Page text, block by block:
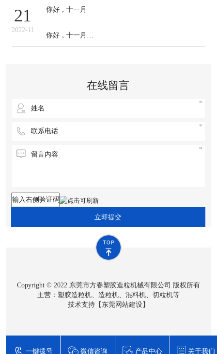
们应保证充足睡眠，多晒太阳，适时锻炼，
子碗，冻掉耳朵没人管”的说法。你那里立冬
吃啥？冬天来了，
21
2022-11
你好，十一月
你好，十一月
在线留言
立即提交
Copyright © 2022 东莞市方春塑胶造粒机械有限公司 版权所有
主营：塑胶造粒机、造粒机、混料机、切粒机等
技术支持【东莞网站建设】
一键拨号 微信咨询 产品中心 关于我们